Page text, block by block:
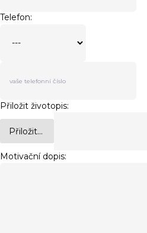
Telefon:
Přiložit životopis:
Přiložit...
Motivační dopis: